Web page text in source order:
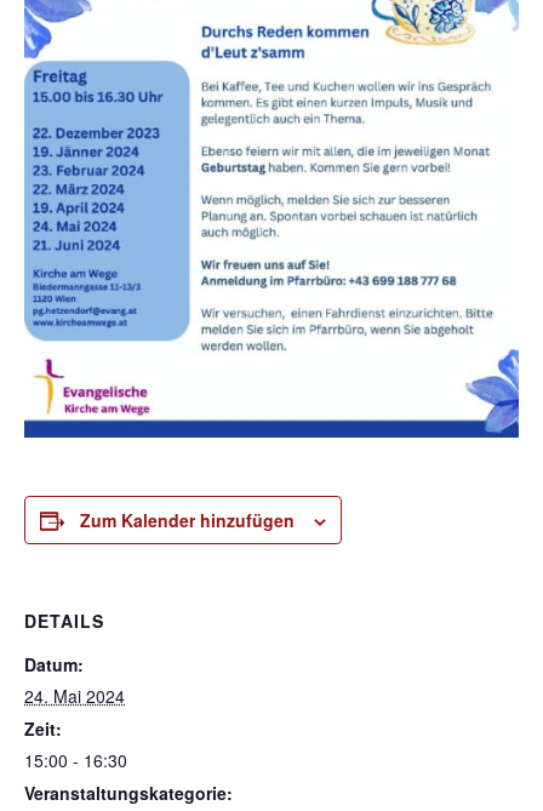
Zum Kalender hinzufügen
DETAILS
Datum:
24. Mai 2024
Zeit:
15:00 - 16:30
Veranstaltungskategorie: